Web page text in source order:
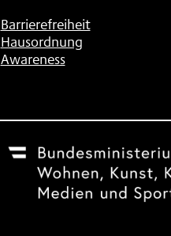
Barrierefreiheit
Hausordnung
Awareness